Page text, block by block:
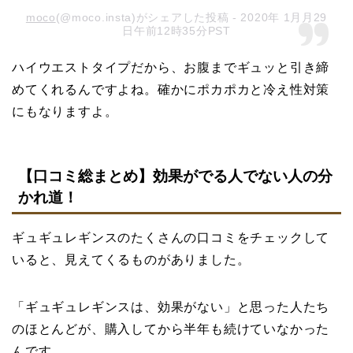
moco(@moco.insta)がシェアした投稿 - 2020年 1月月29
日午前12時35分PST
ハイウエストタイプだから、お腹までギュッと引き締
めてくれるんですよね。確かにポカポカと冷え性対策
にもなりますよ。
【口コミ総まとめ】効果がでる人でない人の分
かれ道！
ギュギュレギンスのたくさんの口コミをチェックして
いると、見えてくるものがありました。
「ギュギュレギンスは、効果がない」と思った人たち
のほとんどが、購入してから半年も続けていなかった